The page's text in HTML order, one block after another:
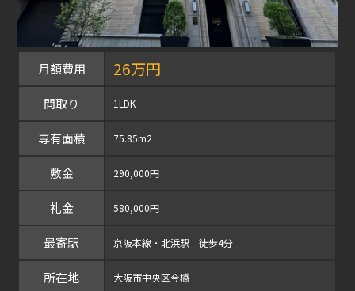
月額費用 26万円
間取り 1LDK
専有面積 75.85m2
敷金 290,000円
礼金 580,000円
最寄駅 京阪本線・北浜駅 徒歩4分
所在地 大阪市中央区今橋